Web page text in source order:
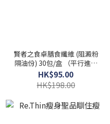
賢者之食卓膳食纖維 (阻澱粉
隔油份) 30包/盒 （平行進口
產品）
HK$95.00
HK$198.00